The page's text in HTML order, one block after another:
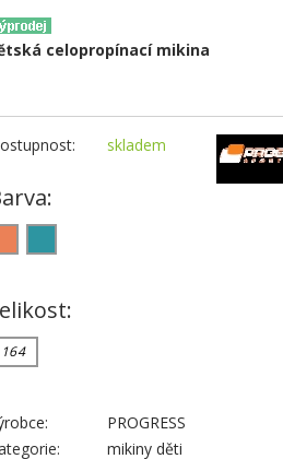
celopropínací mikina
skladem
164
PROGRESS
mikiny děti